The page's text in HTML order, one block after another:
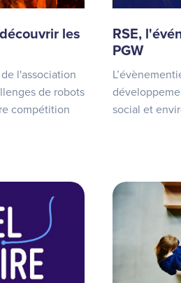
les
l'association
de robots
compétition
RSE,
PGW
social et